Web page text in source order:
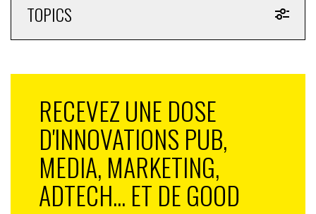
TOPICS
RECEVEZ UNE DOSE
D'INNOVATIONS PUB,
MEDIA, MARKETING,
ADTECH... ET DE GOOD